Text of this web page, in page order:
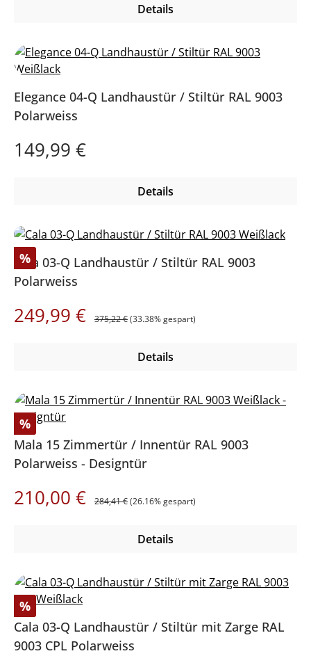
Details
Elegance 04-Q Landhaustür / Stiltür RAL 9003
Polarweiss
Regulärer Preis:
149,99 €
Details
Rabatt
%
Cala 03-Q Landhaustür / Stiltür RAL 9003
Polarweiss
Verkaufspreis:
249,99 €
375,22 €(33.38% gespart)
Details
Rabatt
%
Mala 15 Zimmertür / Innentür RAL 9003
Polarweiss - Designtür
Verkaufspreis:
210,00 €
284,41 €(26.16% gespart)
Details
Rabatt
%
Cala 03-Q Landhaustür / Stiltür mit Zarge RAL
9003 CPL Polarweiss